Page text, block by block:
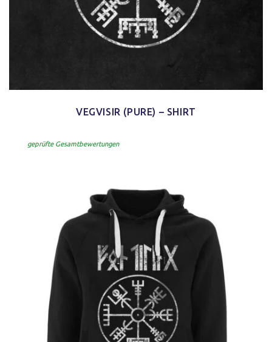
VEGVISIR (PURE) – SHIRT
geprüfte Gesamtbewertungen